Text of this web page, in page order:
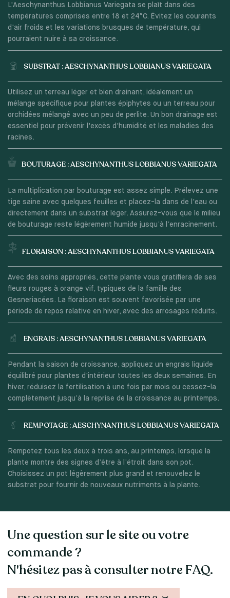
L'Aeschynanthus Lobbianus Variegata se plaît dans des
températures comprises entre 18 et 24°C. Évitez les courants
d'air froids et les variations brusques de température, qui
pourraient nuire à sa croissance.
SUBSTRAT : AESCHYNANTHUS LOBBIANUS VARIEGATA
Utilisez un terreau léger et bien drainant, idéalement un
mélange spécifique pour plantes épiphytes ou un terreau pour
orchidées mélangé avec un peu de perlite. Un bon drainage est
essentiel pour prévenir l'excès d'humidité et les maladies des
racines.
BOUTURAGE : AESCHYNANTHUS LOBBIANUS VARIEGATA
La multiplication par bouturage est assez simple. Prélevez une
tige saine avec quelques feuilles et placez-la dans de l'eau ou
directement dans un substrat léger. Assurez-vous que le milieu
de bouturage reste légèrement humide jusqu’à l’enracinement.
FLORAISON : AESCHYNANTHUS LOBBIANUS VARIEGATA
Avec des soins appropriés, cette plante vous gratifiera de ses
fleurs rouges à orange vif, typiques de la famille des
Gesneriacées. La floraison est souvent favorisée par une
période de repos relative en hiver, avec des arrosages réduits.
ENGRAIS : AESCHYNANTHUS LOBBIANUS VARIEGATA
Pendant la saison de croissance, appliquez un engrais liquide
équilibré pour plantes d'intérieur toutes les deux semaines. En
hiver, réduisez la fertilisation à une fois par mois ou cessez-la
complètement jusqu’à la reprise de la croissance au printemps.
REMPOTAGE : AESCHYNANTHUS LOBBIANUS VARIEGATA
Rempotez tous les deux à trois ans, au printemps, lorsque la
plante montre des signes d’être à l’étroit dans son pot.
Choisissez un pot légèrement plus grand et renouvelez le
substrat pour fournir de nouveaux nutriments à la plante.
Une question sur le site ou votre
commande ?
N'hésitez pas à consulter notre FAQ.